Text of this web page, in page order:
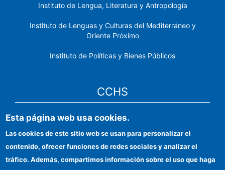
Instituto de Lengua, Literatura y Antropología
Instituto de Lenguas y Culturas del Mediterráneo y
Oriente Próximo
Instituto de Políticas y Bienes Públicos
CCHS
Sede electrónica CSIC
Identidad institucional
Información para proveedores
Esta página web usa cookies.
Las cookies de este sitio web se usan para personalizar el
contenido, ofrecer funciones de redes sociales y analizar el
tráfico. Además, compartimos información sobre el uso que haga